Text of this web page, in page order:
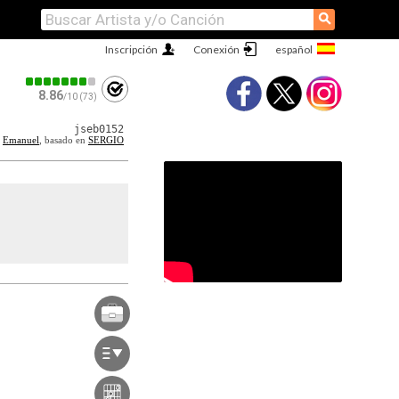
⚲
Conexión
Inscripción
8.86/10 (73)
jseb0152
Emanuel , basado en SERGIO